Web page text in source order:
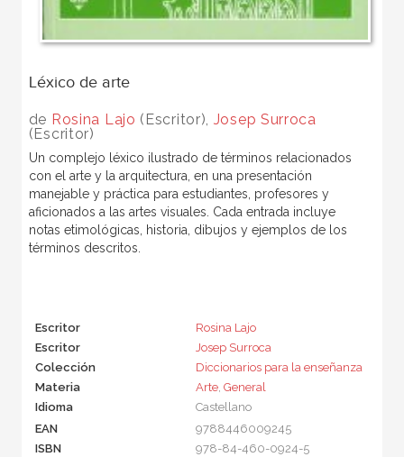
Léxico de arte
de Rosina Lajo (Escritor), Josep Surroca
(Escritor)
Un complejo léxico ilustrado de términos relacionados
con el arte y la arquitectura, en una presentación
manejable y práctica para estudiantes, profesores y
aficionados a las artes visuales. Cada entrada incluye
notas etimológicas, historia, dibujos y ejemplos de los
términos descritos.
Escritor
Rosina Lajo
Escritor
Josep Surroca
Colección
Diccionarios para la enseñanza
Materia
Arte, General
Idioma
Castellano
EAN
9788446009245
ISBN
978-84-460-0924-5